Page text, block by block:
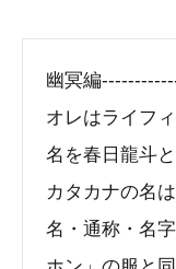
幽冥編
オレはライフ
名を春日龍斗と
カタカナの名
名・通称・名